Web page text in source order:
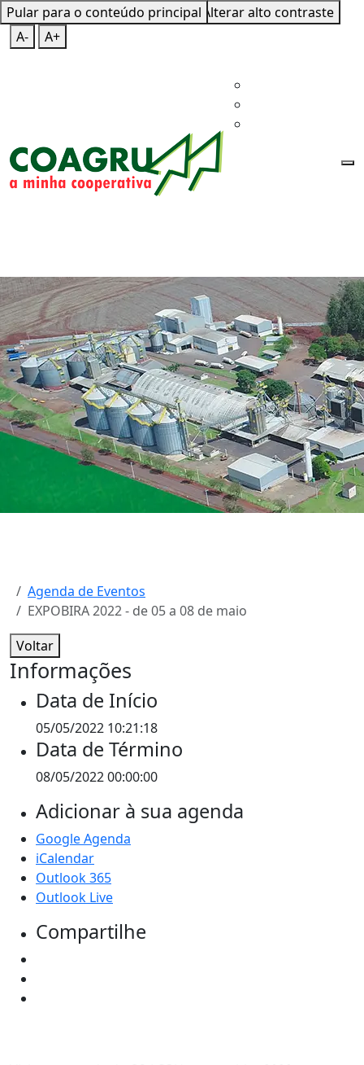
Pular para o conteúdo principal
Mapa do SiteTeclas de Atalho
Alterar alto contraste
A-
A+
Agenda de Eventos
EXPOBIRA 2022 - de 05 a 08 de maio
Voltar
Informações
Data de Início
05/05/2022 10:21:18
Data de Término
08/05/2022 00:00:00
Adicionar à sua agenda
Google Agenda
iCalendar
Outlook 365
Outlook Live
Compartilhe